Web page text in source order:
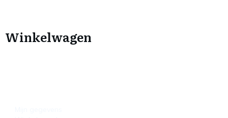
Winkelwagen